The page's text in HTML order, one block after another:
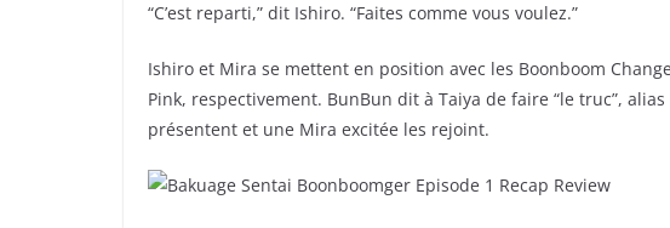
“C’est reparti,” dit Ishiro. “Faites comme vous voulez.”
Ishiro et Mira se mettent en position avec les Boonboom
Pink, respectivement. BunBun dit à Taiya de faire “le truc”,
présentent et une Mira excitée les rejoint.